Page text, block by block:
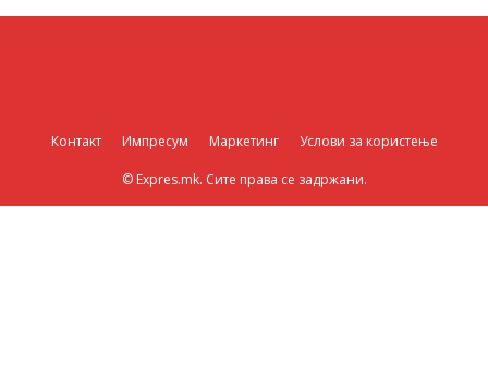
Контакт Импресум Маркетинг Услови за користење
© Expres.mk. Сите права се задржани.